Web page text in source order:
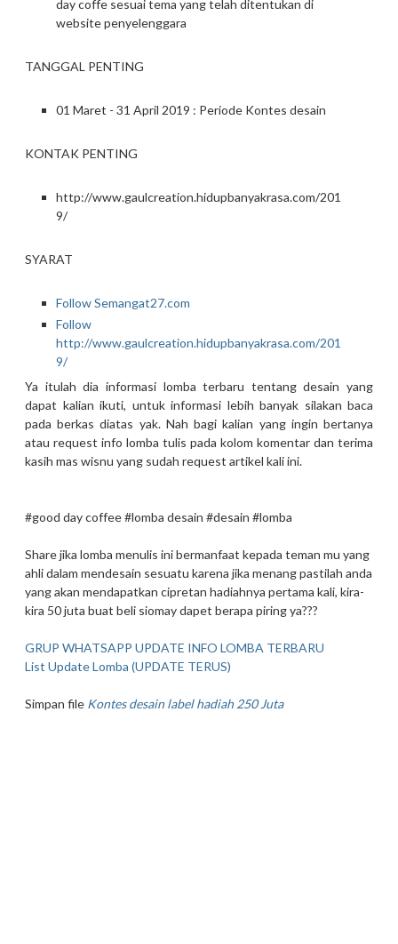
day coffe sesuai tema yang telah ditentukan di
website penyelenggara
TANGGAL PENTING
01 Maret - 31 April 2019 : Periode Kontes desain
KONTAK PENTING
http://www.gaulcreation.hidupbanyakrasa.com/201
9/
SYARAT
Follow Semangat27.com
Follow
http://www.gaulcreation.hidupbanyakrasa.com/201
9/
Ya itulah dia informasi lomba terbaru tentang desain yang
dapat kalian ikuti, untuk informasi lebih banyak silakan baca
pada berkas diatas yak. Nah bagi kalian yang ingin bertanya
atau request info lomba tulis pada kolom komentar dan terima
kasih mas wisnu yang sudah request artikel kali ini.
#good day coffee #lomba desain #desain #lomba
Share jika lomba menulis ini bermanfaat kepada teman mu yang
ahli dalam mendesain sesuatu karena jika menang pastilah anda
yang akan mendapatkan cipretan hadiahnya pertama kali, kira-
kira 50 juta buat beli siomay dapet berapa piring ya???
GRUP WHATSAPP UPDATE INFO LOMBA TERBARU
List Update Lomba (UPDATE TERUS)
Simpan file Kontes desain label hadiah 250 Juta